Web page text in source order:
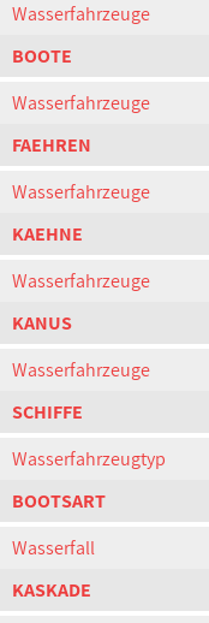
Wasserfahrzeuge
BOOTE
Wasserfahrzeuge
FAEHREN
Wasserfahrzeuge
KAEHNE
Wasserfahrzeuge
KANUS
Wasserfahrzeuge
SCHIFFE
Wasserfahrzeugtyp
BOOTSART
Wasserfall
KASKADE